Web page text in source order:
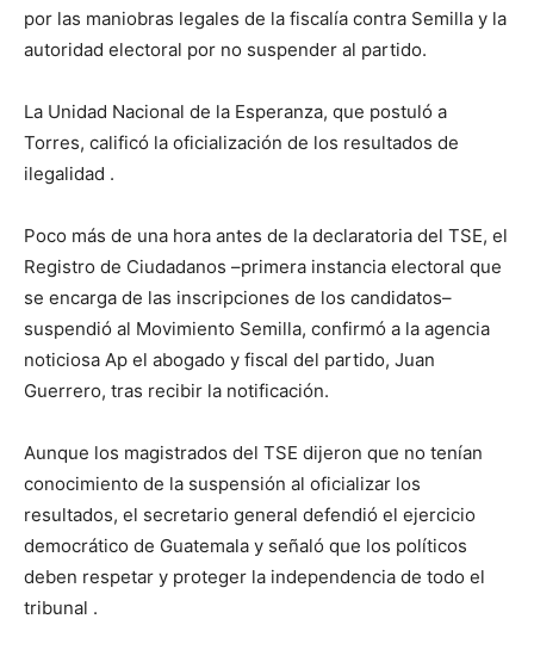
por las maniobras legales de la fiscalía contra Semilla y la
autoridad electoral por no suspender al partido.
La Unidad Nacional de la Esperanza, que postuló a
Torres, calificó la oficialización de los resultados de
ilegalidad .
Poco más de una hora antes de la declaratoria del TSE, el
Registro de Ciudadanos –primera instancia electoral que
se encarga de las inscripciones de los candidatos–
suspendió al Movimiento Semilla, confirmó a la agencia
noticiosa Ap el abogado y fiscal del partido, Juan
Guerrero, tras recibir la notificación.
Aunque los magistrados del TSE dijeron que no tenían
conocimiento de la suspensión al oficializar los
resultados, el secretario general defendió el ejercicio
democrático de Guatemala y señaló que los políticos
deben respetar y proteger la independencia de todo el
tribunal .